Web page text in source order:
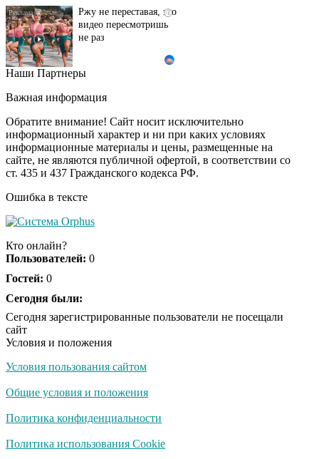
Ржу не переставая, это
видео пересмотришь
не раз
Ролик из Омска: вы
i
Королева вагона
отожгла! Видео не
оставит равнодушным
Наши Партнеры
Важная информация
Обратите внимание! Сайт носит исключительно
информационный характер и ни при каких условиях
информационные материалы и цены, размещенные на
сайте, не являются публичной офертой, в соответствии со
ст. 435 и 437 Гражданского кодекса РФ.
Ошибка в тексте
Кто онлайн?
Пользователей: 0
Гостей: 0
Сегодня были:
Сегодня зарегистрированные пользователи не посещали
сайт
Условия и положения
Условия пользования сайтом
Общие условия и положения
Политика конфиденциальности
Политика использования Cookie